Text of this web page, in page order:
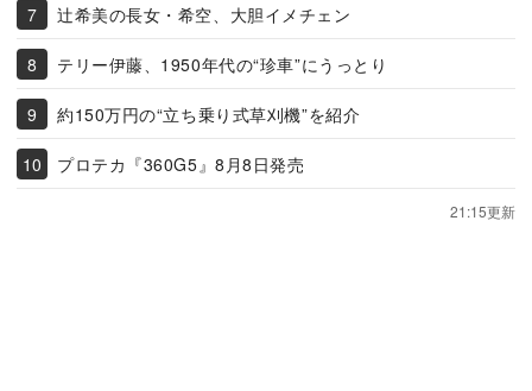
辻希美の長女・希空、大胆イメチェン
テリー伊藤、1950年代の“珍車”にうっとり
約150万円の“立ち乗り式草刈機”を紹介
プロテカ『360G5』8月8日発売
21:15更新